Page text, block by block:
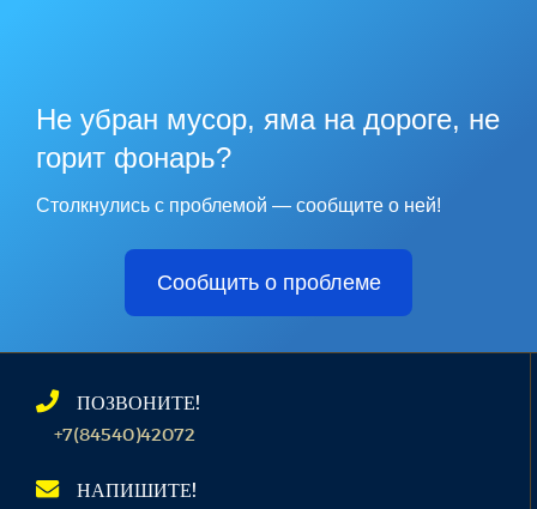
Не убран мусор, яма на дороге, не
горит фонарь?
Столкнулись с проблемой — сообщите о ней!
Сообщить о проблеме
ПОЗВОНИТЕ!
+7(84540)42072
НАПИШИТЕ!